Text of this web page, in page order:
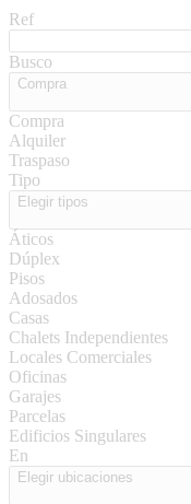
Ref
Busco
Compra
Compra
Alquiler
Traspaso
Tipo
Elegir tipos
Áticos
Dúplex
Pisos
Adosados
Casas
Chalets Independientes
Locales Comerciales
Oficinas
Garajes
Parcelas
Edificios Singulares
En
Elegir ubicaciones